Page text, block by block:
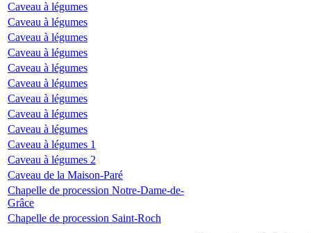
Caveau à légumes
Caveau à légumes
Caveau à légumes
Caveau à légumes
Caveau à légumes
Caveau à légumes
Caveau à légumes
Caveau à légumes
Caveau à légumes
Caveau à légumes 1
Caveau à légumes 2
Caveau de la Maison-Paré
Chapelle de procession Notre-Dame-de-
Grâce
Chapelle de procession Saint-Roch